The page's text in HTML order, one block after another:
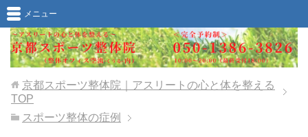
メニュー
京都スポーツ整体院｜アスリートの心と体を整える
TOP
スポーツ整体の症例